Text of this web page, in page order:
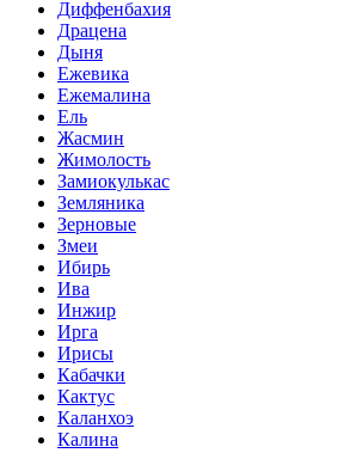
Диффенбахия
Драцена
Дыня
Ежевика
Ежемалина
Ель
Жасмин
Жимолость
Замиокулькас
Земляника
Зерновые
Змеи
Ибирь
Ива
Инжир
Ирга
Ирисы
Кабачки
Кактус
Каланхоэ
Калина